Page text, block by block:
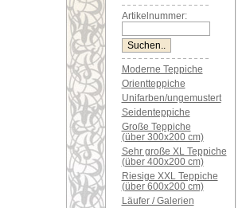
Artikelnummer:
Moderne Teppiche
Orientteppiche
Unifarben/ungemustert
Seidenteppiche
Große Teppiche
(über 300x200 cm)
Sehr große XL Teppiche
(über 400x200 cm)
Riesige XXL Teppiche
(über 600x200 cm)
Läufer / Galerien